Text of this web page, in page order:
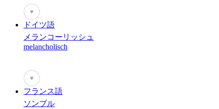
♥
ドイツ語
メランコーリッシュ
melancholisch
♥
フランス語
ソンブル